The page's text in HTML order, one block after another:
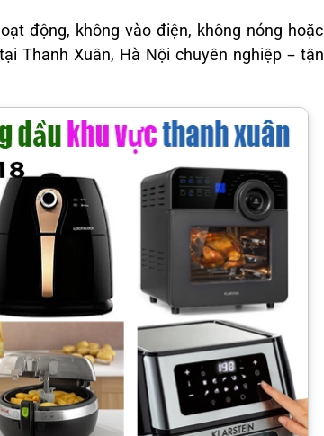
động, không vào điện, không nóng
Thanh Xuân, Hà Nội chuyên nghiệp –